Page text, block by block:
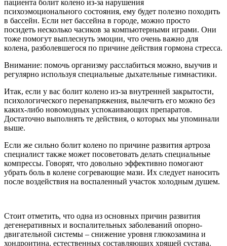
пациента болит колено из-за нарушения
психоэмоционального состояния, ему будет полезно походить
в бассейн. Если нет бассейна в городе, можно просто
посидеть несколько часиков за компьютерными играми. Они
тоже помогут выплеснуть эмоции, что очень важно для
колена, разболевшегося по причине действия гормона стресса.
Внимание: помочь организму расслабиться можно, выучив и
регулярно используя специальные дыхательные гимнастики.
Итак, если у вас болит колено из-за внутренней закрытости,
психологического перенапряжения, вылечить его можно без
каких-либо новомодных успокаивающих препаратов.
Достаточно выполнять те действия, о которых мы упоминали
выше.
Если же сильно болит колено по причине развития артроза
специалист также может посоветовать делать специальные
компрессы. Говорят, что довольно эффективно помогают
убрать боль в колене согревающие мази. Их следует наносить
после воздействия на воспаленный участок холодным душем.
Стоит отметить, что одна из основных причин развития
дегенеративных и воспалительных заболеваний опорно-
двигательной системы – снижение уровня глюкозамина и
хондроитина, естественных составляющих хрящей сустава.